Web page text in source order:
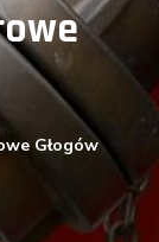
Głogów